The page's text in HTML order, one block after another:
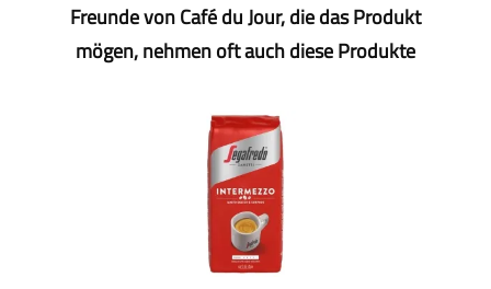
Freunde von Café du Jour, die das Produkt
mögen, nehmen oft auch diese Produkte